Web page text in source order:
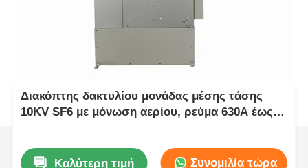
Διακόπτης δακτυλίου μονάδας μέσης τάσης
10KV SF6 με μόνωση αερίου, ρεύμα 630A έως
Καλύτερη τιμή Συνομιλία τώρα